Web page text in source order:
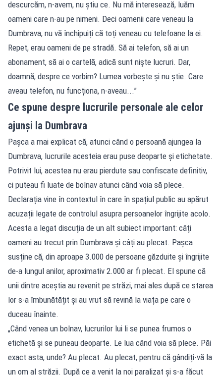
descurcăm, n-avem, nu știu ce. Nu mă interesează, luăm
oameni care n-au pe nimeni. Deci oamenii care veneau la
Dumbrava, nu vă închipuiți că toți veneau cu telefoane la ei.
Repet, erau oameni de pe stradă. Să ai telefon, să ai un
abonament, să ai o cartelă, adică sunt niște lucruri. Dar,
doamnă, despre ce vorbim? Lumea vorbește și nu știe. Care
aveau telefon, nu funcționa, n-aveau...”
Ce spune despre lucrurile personale ale celor
ajunși la Dumbrava
Pașca a mai explicat că, atunci când o persoană ajungea la
Dumbrava, lucrurile acesteia erau puse deoparte și etichetate.
Potrivit lui, acestea nu erau pierdute sau confiscate definitiv,
ci puteau fi luate de bolnav atunci când voia să plece.
Declarația vine în contextul în care în spațiul public au apărut
acuzații legate de controlul asupra persoanelor îngrijite acolo.
Acesta a legat discuția de un alt subiect important: câți
oameni au trecut prin Dumbrava și câți au plecat. Pașca
susține că, din aproape 3.000 de persoane găzduite și îngrijite
de-a lungul anilor, aproximativ 2.000 ar fi plecat. El spune că
unii dintre aceștia au revenit pe străzi, mai ales după ce starea
lor s-a îmbunătățit și au vrut să revină la viața pe care o
duceau înainte.
„Când venea un bolnav, lucrurilor lui li se punea frumos o
etichetă și se puneau deoparte. Le lua când voia să plece. Păi
exact asta, unde? Au plecat. Au plecat, pentru că gândiți-vă la
un om al străzii. După ce a venit la noi paralizat și s-a făcut